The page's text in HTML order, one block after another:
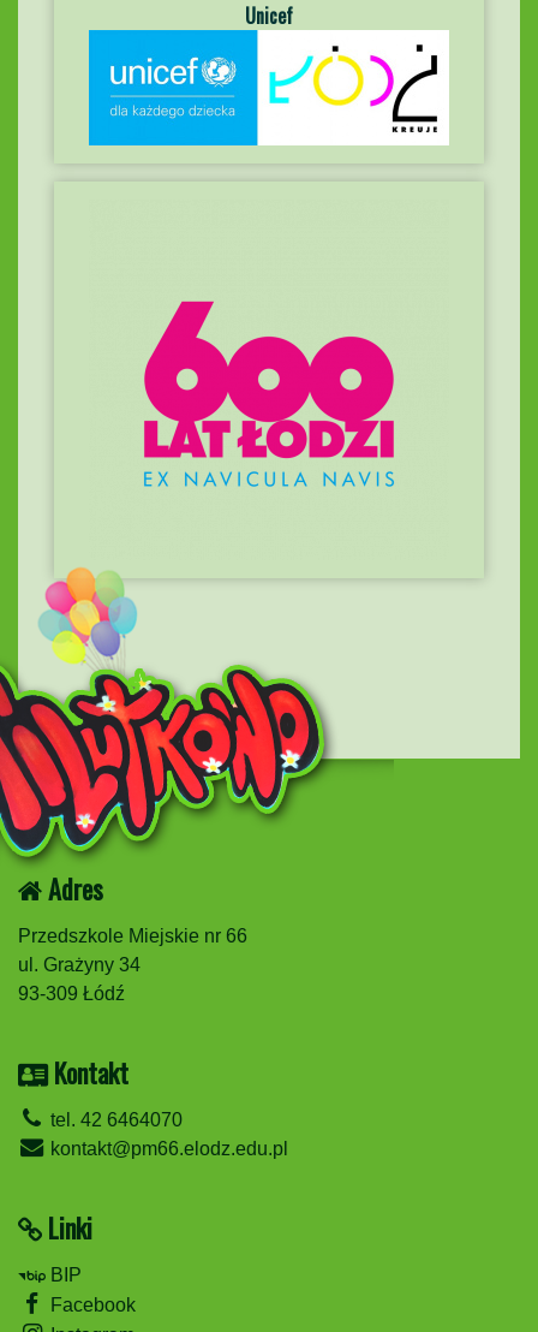
Unicef
Adres
Przedszkole Miejskie nr 66
ul. Grażyny 34
93-309 Łódź
Kontakt
tel. 42 6464070
kontakt@pm66.elodz.edu.pl
Linki
BIP
Facebook